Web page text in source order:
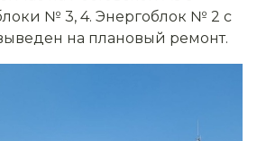
№ 3, 4. Энергоблок № 2 с
на плановый ремонт.